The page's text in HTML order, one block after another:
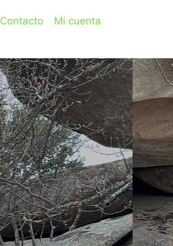
Contacto Mi cuenta